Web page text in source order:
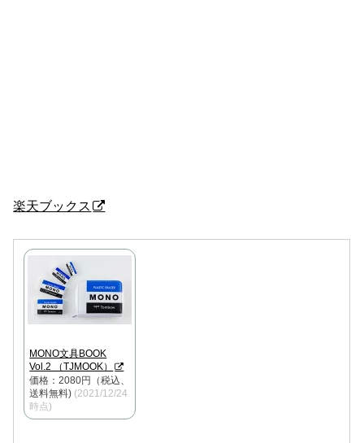
楽天ブックス
MONO文具BOOK
Vol.2 （TJMOOK）
価格：2080円（税込、
送料無料) (2021/12/24
時点)